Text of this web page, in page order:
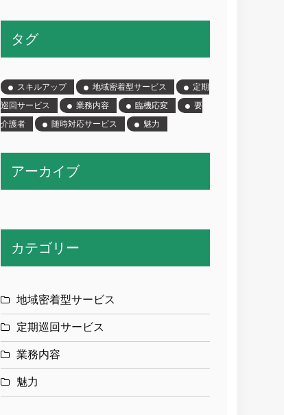
タグ
スキルアップ 地域密着型サービス
定期
巡回サービス
業務内容 臨機応変
要
介護者
随時対応サービス 魅力
アーカイブ
カテゴリー
地域密着型サービス
定期巡回サービス
業務内容
魅力